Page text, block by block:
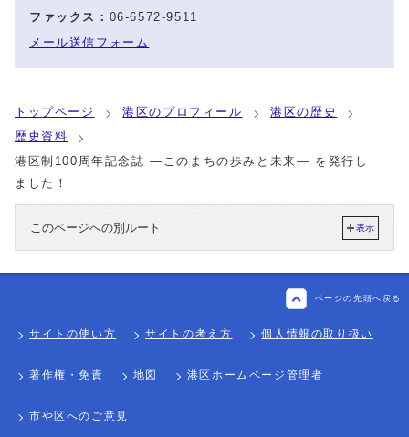
ファックス： 06-6572-9511
メール送信フォーム
トップページ 港区のプロフィール
港区の歴史
歴史資料
港区制100周年記念誌 ―このまちの歩みと未来― を発行し
ました！
このページへの別ルート 表示
ページの先頭へ戻る
サイトの使い方 サイトの考え方 個人情報の取り扱い
著作権・免責 地図 港区ホームページ管理者
市や区へのご意見